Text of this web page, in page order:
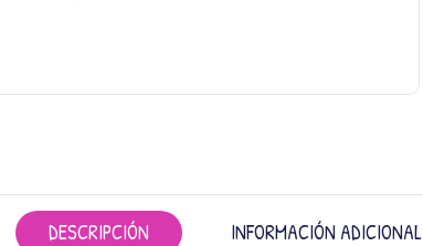
DESCRIPCIÓN INFORMACIÓN ADICIONAL